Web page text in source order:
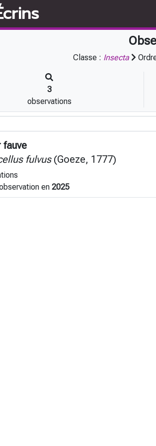
Classe : Insecta
3
observations
fauve
fulvus(Goeze, 1777)
en 2025